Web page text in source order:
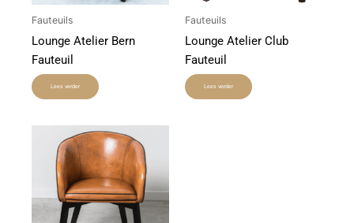
Fauteuils
Lounge Atelier Bern
Fauteuil
Lees verder
Fauteuils
Lounge Atelier Club
Fauteuil
Lees verder